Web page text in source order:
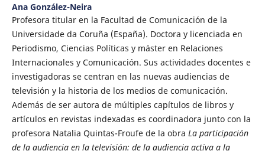
Ana González-Neira
Profesora titular en la Facultad de Comunicación de la
Universidade da Coruña (España). Doctora y licenciada en
Periodismo, Ciencias Políticas y máster en Relaciones
Internacionales y Comunicación. Sus actividades docentes e
investigadoras se centran en las nuevas audiencias de
televisión y la historia de los medios de comunicación.
Además de ser autora de múltiples capítulos de libros y
artículos en revistas indexadas es coordinadora junto con la
profesora Natalia Quintas-Froufe de la obra La participación
de la audiencia en la televisión: de la audiencia activa a la